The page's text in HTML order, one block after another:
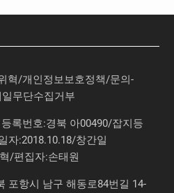
혁/개인정보보호정책/문의-
무단수집거부
록번호:경북 아00490/잡지등
자:2018.10.18/창간일
/편집자:손태원
포항시 남구 해동로84번길 14-